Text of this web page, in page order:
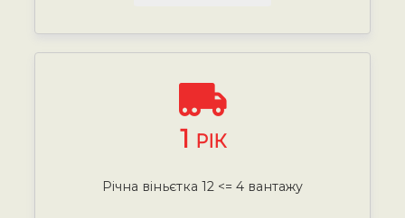
1 РІК
Річна віньєтка 12 <= 4 вантажу